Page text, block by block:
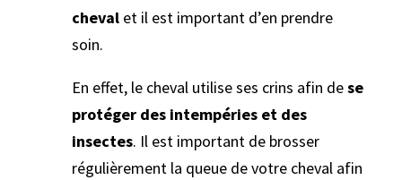
cheval et il est important d’en prendre
soin.
En effet, le cheval utilise ses crins afin dese
protéger des intempéries et des
insectes. Il est important de brosser
régulièrement la queue de votre cheval afin